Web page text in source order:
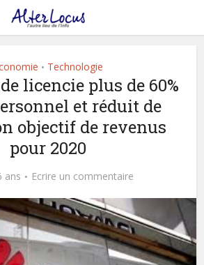
• Technologie
licencie plus de 60%
et réduit de
objectif de revenus
pour 2020
ans Ecrire un commentaire